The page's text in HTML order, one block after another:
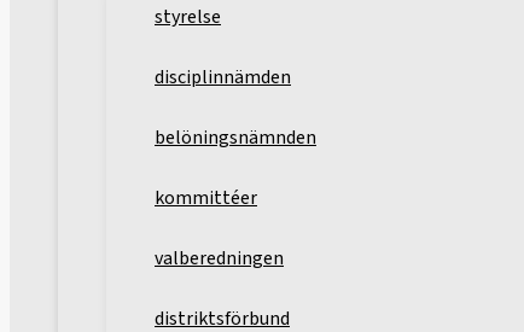
styrelse
disciplinnämden
belöningsnämnden
kommittéer
valberedningen
distriktsförbund